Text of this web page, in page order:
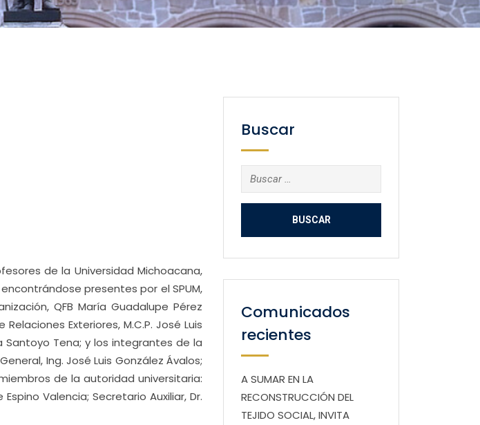
de la Universidad Michoacana,
presentes por el SPUM,
QFB María Guadalupe Pérez
Exteriores, M.C.P. José Luis
Santoyo Tena; y los integrantes de la
Ing. José Luis González Ávalos;
de la autoridad universitaria:
Valencia; Secretario Auxiliar, Dr.
Buscar
Buscar:
Comunicados
recientes
A SUMAR EN LA
RECONSTRUCCIÓN DEL
TEJIDO SOCIAL, INVITA